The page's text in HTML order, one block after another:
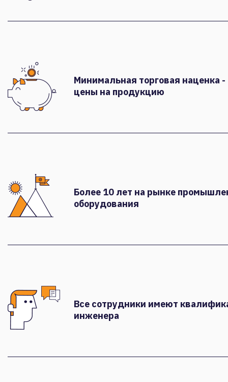
Минимальная торговая наценка
цены на продукцию
Более 10 лет на рынке
оборудования
Все сотрудники имеют
инженера